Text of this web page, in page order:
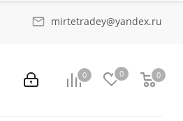
mirtetradey@yandex.ru
0 0 0